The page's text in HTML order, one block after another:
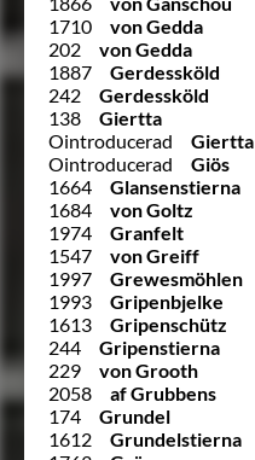
1710
von Gedda
202
von Gedda
1887
Gerdessköld
242
Gerdessköld
138
Giertta
Ointroducerad
Giertta
Ointroducerad
Giös
1664
Glansenstierna
1684
von Goltz
1974
Granfelt
1547
von Greiff
1997
Grewesmöhlen
1993
Gripenbjelke
1613
Gripenschütz
244
Gripenstierna
229
von Grooth
2058
af Grubbens
174
Grundel
1612
Grundelstierna